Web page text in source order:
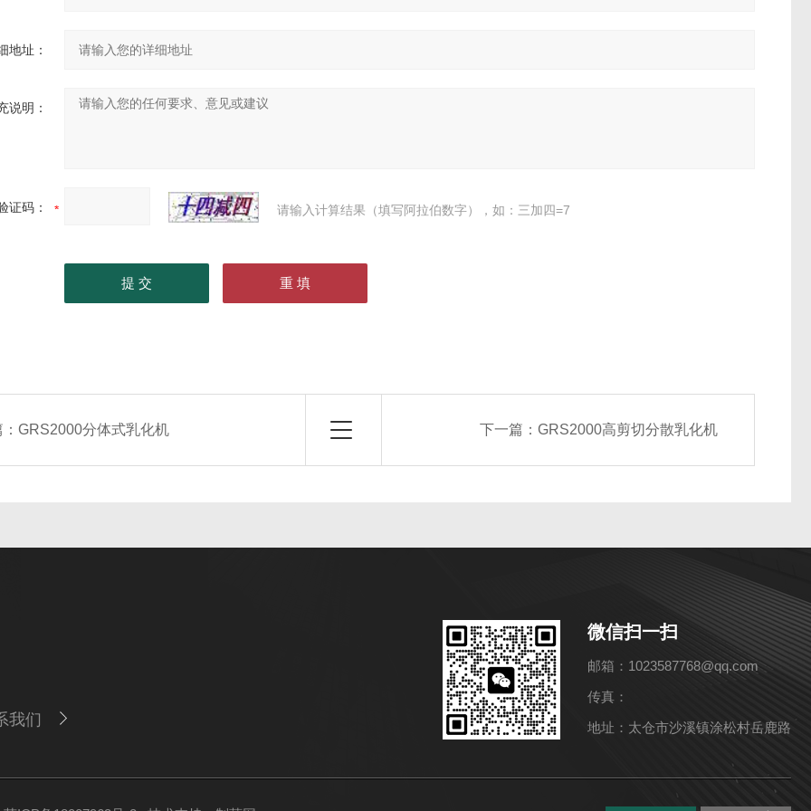
地址：
说明：
证码： 请输入计算结果（填写阿拉伯数字），如：三加四=7
：GRS2000分体式乳化机 下一篇： GRS2000高剪切分散乳化机
我们
微信扫一扫
邮箱：1023587768@qq.com
传真：
地址：太仓市沙溪镇涂松村岳鹿路